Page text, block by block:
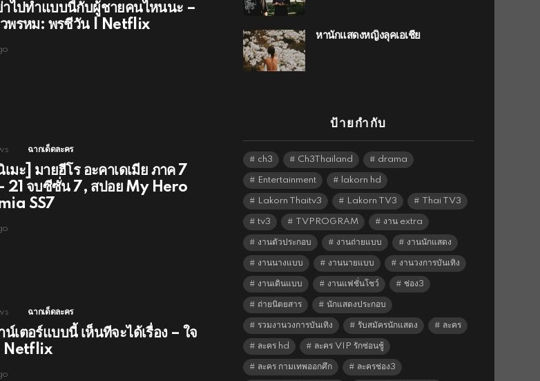
าไปทำแบบนี้กับผู้ชายคนไหนนะ –
วพรหม: พรชีวัน | Netflix
ฉากเด็ดละคร
เมะ] มายฮีโร อะคาเดเมีย ภาค 7
21 จบซีซั่น 7, สปอย My Hero
SS7
ฉากเด็ดละคร
น์เตอร์แบบนี้ เห็นทีจะได้เรื่อง – ใจ
Netflix
หานักแสดงหญิงลุคเอเชีย
ป้ายกำกับ
ch3 Ch3Thailand drama
Entertainment lakorn hd
Lakorn Thaitv3 Lakorn TV3 Thai TV3
tv3 TVPROGRAM งาน extra
งานตัวประกอบ งานถ่ายแบบ งานนักแสดง
งานนางแบบ งานนายแบบ งานวงการบันเทิง
งานเดินแบบ งานแฟชั่นโชว์ ช่อง3
ถ่ายนิตยสาร นักแสดงประกอบ
รวมงานวงการบันเทิง รับสมัครนักแสดง ละคร
ละคร hd ละคร VIP รักซ่อนชู้
ละคร กามเทพออกศึก ละครช่อง3